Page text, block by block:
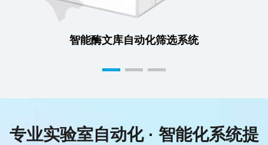
智能酶文库自动化筛选系统
专业实验室自动化 · 智能化系统提